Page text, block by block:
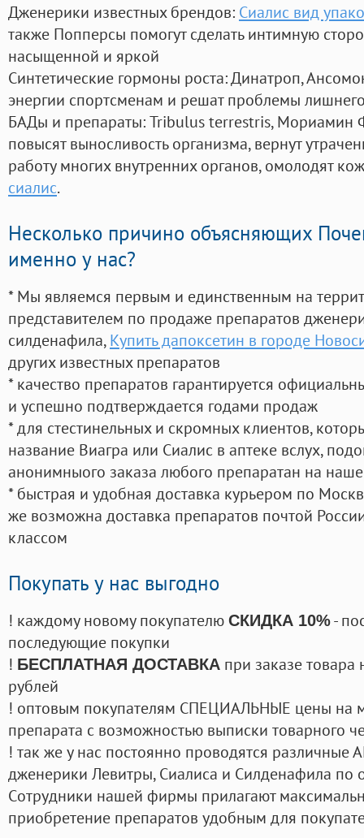
Дженерики известных брендов: Сиалис вид
также Попперсы помогут сделать интимную
насыщенной и яркой
Синтетические гормоны роста: Динатроп,
энергии спортсменам и решат проблемы
БАДы и препараты:Tribulus terrestris, Мориамин
повысят выносливость организма, вернут
работу многих внутренних органов, омолодят
сиалис.
Несколько причино объясняющих
именно у нас?
* Мы являемся первым и единственным на
представителем по продаже препаратов
силденафила, Купить дапоксетин в городе
других известных препаратов
* качество препаратов гарантируется
и успешно подтверждается годами продаж
* для стестинельных и скромных клиентов,
название Виагра или Сиалис в аптеке вслух,
анонимныого заказа любого препаратан на
* быстрая и удобная доставка курьером по
же возможна доставка препаратов почтой
классом
Покупать у нас выгодно
! каждому новому покупателю СКИДКА 10%-
последующие покупки
! БЕСПЛАТНАЯ ДОСТАВКА при заказе
рублей
! оптовым покупателям СПЕЦИАЛЬНЫЕ цены на
препарата с возможностью выписки товарного
! так же у нас постоянно проводятся
дженерики Левитры, Сиалиса и Силденафила по
Cотрудники нашей фирмы прилагают
приобретение препаратов удобным для